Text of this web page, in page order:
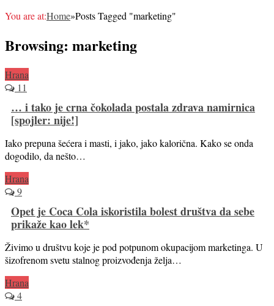
You are at:Home»Posts Tagged "marketing"
Browsing: marketing
Hrana
11
… i tako je crna čokolada postala zdrava namirnica
[spojler: nije!]
Iako prepuna šećera i masti, i jako, jako kalorična. Kako se onda
dogodilo, da nešto…
Hrana
9
Opet je Coca Cola iskoristila bolest društva da sebe
prikaže kao lek*
Živimo u društvu koje je pod potpunom okupacijom marketinga. U
šizofrenom svetu stalnog proizvođenja želja…
Hrana
4